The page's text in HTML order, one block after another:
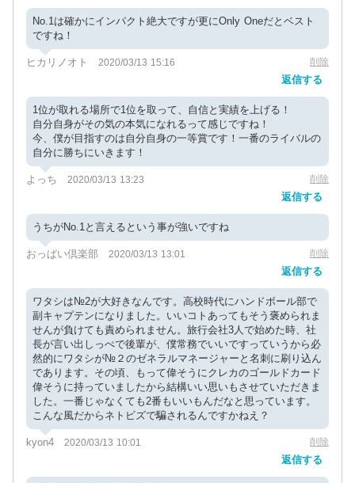
No.1は確かにインパクト絶大ですが更にOnly Oneだとベスト
ですね！
ヒカリノオト 2020/03/13 15:16 削除
返信する
1位が取れる場所で1位を取って、自信と実績を上げる！
自分自身がその気の本気になれるって感じですね！
今、僕が目指すのは自分自身の一等賞です！一番のライバルの
自分に勝ちにいきます！
よっち 2020/03/13 13:23 削除
返信する
うちがNo.1と言えるという事が強いですね
おっぱい倶楽部 2020/03/13 13:01 削除
返信する
ワタシは№2が大好きなんです。高校時代にハンドボール部で
副キャプテンになりました。いいコトあってもそう褒められま
せんが負けても責められません。旅行会社3人で始めた時、社
長が言い出しっぺで後輩が、僕常務でいいですっていうから必
然的にワタシが№２のゼネラルマネージャーと名刺に刷り込ん
であります。その頃、もって偉そうにクレカのゴールドカード
偉そうに持っていましたから結構いい思いもさせていただきま
した。一番じゃなくても2番もいいもんだなと思っています。
こんな風だからネトビズで騙されるんですかねえ？
kyon4 2020/03/13 10:01 削除
返信する